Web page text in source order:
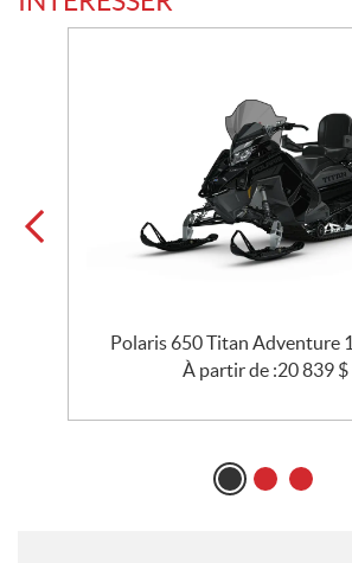
Polaris 650 Titan Adventure
À partir de :20 839 $